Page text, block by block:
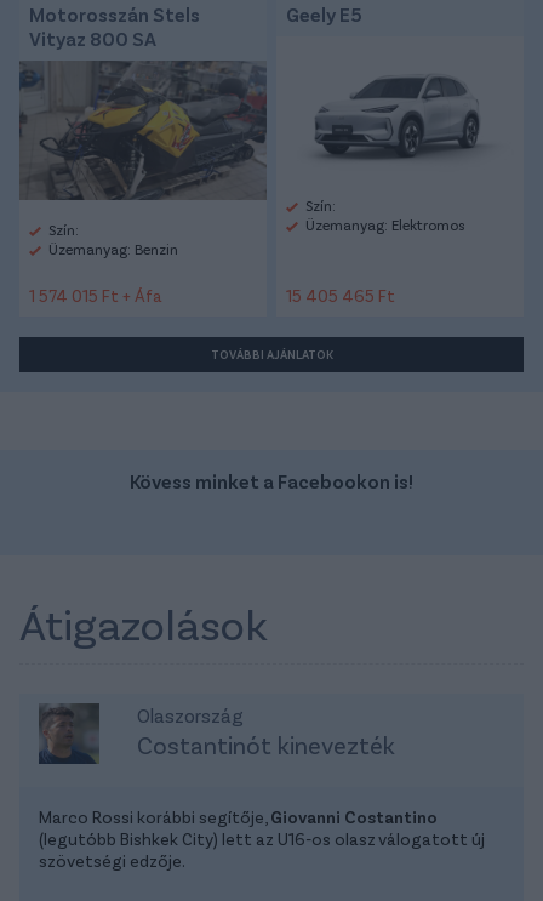
Motorosszán Stels
Vityaz 800 SA
Szín:
Üzemanyag: Benzin
1 574 015 Ft + Áfa
Geely E5
Szín:
Üzemanyag: Elektromos
15 405 465 Ft
TOVÁBBI AJÁNLATOK
Kövess minket a Facebookon is!
Átigazolások
Olaszország
Costantinót kinevezték
Marco Rossi korábbi segítője, Giovanni Costantino
(legutóbb Bishkek City) lett az U16-os olasz válogatott új
szövetségi edzője.